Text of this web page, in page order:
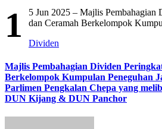
1
5 Jun 2025 – Majlis Pembahagian
dan Ceramah Berkelompok
Dividen
Majlis Pembahagian Dividen
Berkelompok Kumpulan Peneguhan
Parlimen Pengkalan Chepa yang
DUN Kijang & DUN Panchor